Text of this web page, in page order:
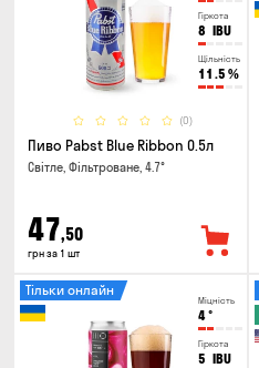
Гіркота
8 IBU
Щільність
11.5 %
(0)
Пиво Pabst Blue Ribbon 0.5л
Світле, Фільтроване, 4.7°
47,50
грн за 1 шт
Міцність
4°
Гіркота
5 IBU
Тільки онлайн